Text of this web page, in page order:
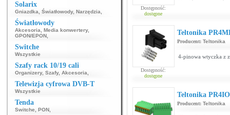
Solarix
Gniazdka Światłowody, Narzędzia
Światłowody
Akcesoria Media konwertery,
GPON/EPON
Switche
Wszystkie
Szafy rack 10/19 cali
Organizery, Szafy, Akcesoria
Telewizja cyfrowa DVB-T
Wszystkie
Tenda
Switche PON
Dostępność:
dostępne
Dostępność:
dostępne
Teltonika
Producent: Teltonika
4-pinowa wtyczka z
Teltonika
Producent: Teltonika